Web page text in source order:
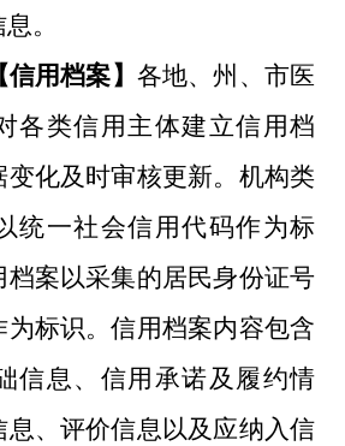
。
信用档案】 各地、州 、 市医
各类信用主体建立信用档
变化及时审核更新。机构类
统一社会信用代码作为标
案以采集的居民身份证号
为标识。信用档案内容包含
信息、信用承诺及履约情
息、评价信息以及应纳入信